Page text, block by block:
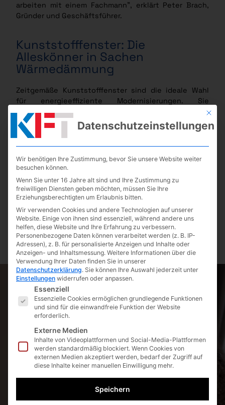
arbeiten mit einem Fachmann”, erklärt Peter Brach,
Gründer und Geschäftsführer.
Kunststofffenster: Die
Alleskönner in Sachen
Wärmedämmung
Zeitgemäße Kunststofffenster sind die ideale Wahl
für energieeffiziente Modernisierungen. Sie
minimieren den Wärmeverlust, schützen zuverlässig
vor Kälte und Wind und nutzen die Sonnenenergie
effizient. Dank ihrer Witterungsbeständigkeit
Kunststofffenster in Holzoptik eine attraktive
Der Austausch Ihrer alten Fenster lohnt sich doppelt:
Sie reduzieren nicht nur Heizkosten, sondern leisten
auch einen Beitrag zum Klimaschutz. Kontaktieren
Sie uns, um mehr über energieeffiziente
Fensterlösungen zu erfahren!
Mit
Datenschutzeinstellungen
Wir benötigen Ihre Zustimmung, bevor Sie unsere Website weiter
besuchen können.
Wenn Sie unter 16 Jahre alt sind und Ihre Zustimmung zu
freiwilligen Diensten geben möchten, müssen Sie Ihre
Erziehungsberechtigten um Erlaubnis bitten.
Wir verwenden Cookies und andere Technologien auf unserer
Website. Einige von ihnen sind essenziell, während andere uns
helfen, diese Website und Ihre Erfahrung zu verbessern.
Personenbezogene Daten können verarbeitet werden (z. B. IP-
Adressen), z. B. für personalisierte Anzeigen und Inhalte oder
Anzeigen- und Inhaltsmessung. Weitere Informationen über die
Verwendung Ihrer Daten finden Sie in unserer
Datenschutzerklärung. Sie können Ihre Auswahl jederzeit unter
Einstellungen widerrufen oder anpassen.
Es folgt eine Liste der Service-Gruppen, für die eine
Essenziell
Essenzielle Cookies ermöglichen grundlegende Funktionen
und sind für die einwandfreie Funktion der Website
erforderlich.
Externe Medien
Inhalte von Videoplattformen und Social-Media-Plattformen
werden standardmäßig blockiert. Wenn Cookies von
externen Medien akzeptiert werden, bedarf der Zugriff auf
diese Inhalte keiner manuellen Einwilligung mehr.
Speichern